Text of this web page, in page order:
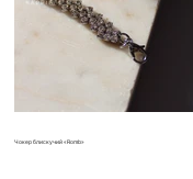
Чокер блискучий «Romb»